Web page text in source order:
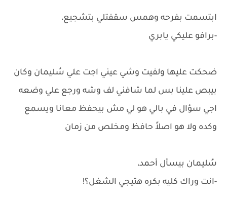
ابتسمت بفرحه وهمس سقفتلي بتشجيع،
-برافو عليكي يابري
ضحكت عليها ولفيت وشي عيني اجت علي سُليمان وكان
بيبص علينا بس لما شافني لف وشه ورجع علي وضعه
اجي سؤال في بالي هو لي مش بيحفظ معانا ويسمع
وكده ولا هو اصلاً حافظ ومخلص من زمان
سُليمان بيسأل أحمد،
-انت وراك كليه بكره هتيجي الشغل؟!